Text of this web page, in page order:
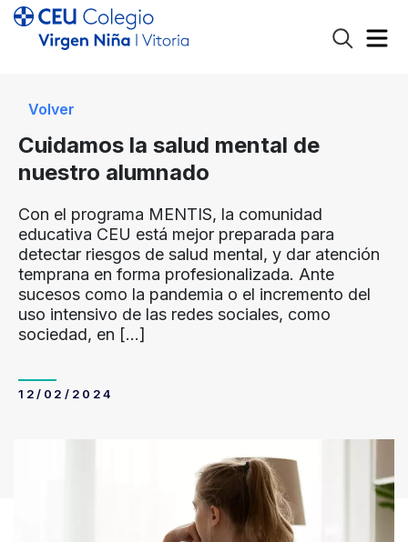
Volver
Cuidamos la salud mental de
nuestro alumnado
Con el programa MENTIS, la comunidad
educativa CEU está mejor preparada para
detectar riesgos de salud mental, y dar atención
temprana en forma profesionalizada. Ante
sucesos como la pandemia o el incremento del
uso intensivo de las redes sociales, como
sociedad, en […]
12/02/2024